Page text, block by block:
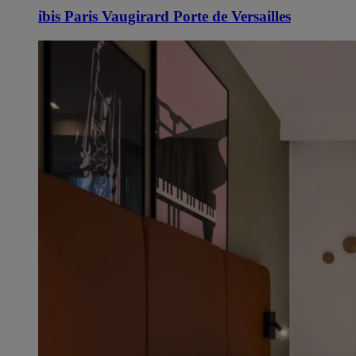
ibis Paris Vaugirard Porte de Versailles